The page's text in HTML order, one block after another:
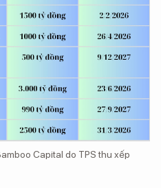
Capital do TPS thu xếp